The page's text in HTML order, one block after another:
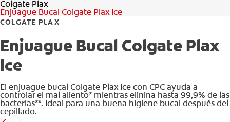
Colgate Plax
Enjuague Bucal Colgate Plax Ice
COLGATE PLAX
Enjuague Bucal Colgate Plax
Ice
El enjuague bucal Colgate Plax Ice con CPC ayuda a
controlar el mal aliento* mientras elinina hasta 99,9% de las
bacterias**. Ideal para una buena higiene bucal después del
cepillado.